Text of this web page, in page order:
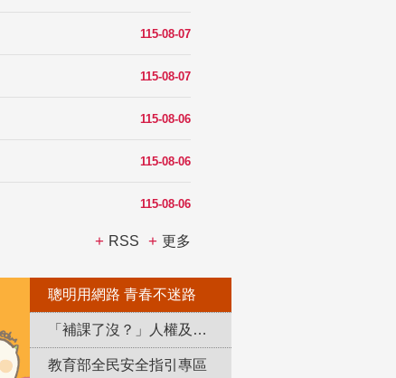
115-08-07
115-08-07
115-08-06
115-08-06
115-08-06
RSS 更多
聰明用網路 青春不迷路
「補課了沒？」人權及轉型正義教育專區
教育部全民安全指引專區